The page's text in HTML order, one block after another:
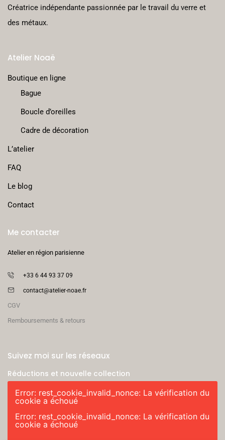
Créatrice indépendante passionnée par le travail du verre et
des métaux.
Atelier Noaë
Boutique en ligne
Bague
Boucle d’oreilles
Cadre de décoration
L’atelier
FAQ
Le blog
Contact
Me contacter
Atelier en région parisienne
+33 6 44 93 37 09
contact@atelier-noae.fr
CGV
Remboursements & retours
Suivez moi sur les réseaux
Réductions et nouvelle collection
Error: rest_cookie_invalid_nonce: La vérification du
cookie a échoué
Error: rest_cookie_invalid_nonce: La vérification du
cookie a échoué